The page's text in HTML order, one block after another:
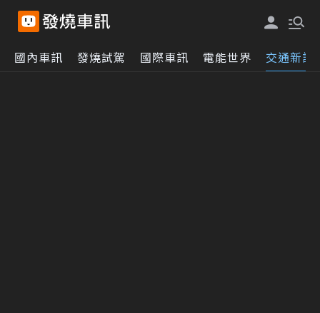
國內車訊 發燒試駕 國際車訊 電能世界 交通新訊